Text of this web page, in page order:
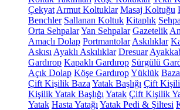
Çekyat Armut Koltuklar Masaj Koltuğu
Benchler Sallanan Koltuk Kitaplık
Orta SehpalarYan Sehpalar Gazetelik
Amaçlı Dolap Portmantolar Askılıklar
Askısı Ayaklı Askılıklar Dresuar
Gardırop Kapaklı Gardırop Sürgülü
Açık Dolap Köşe GardıropYüklük Baza
Çift Kişilik Baza Yatak Başlığı Çift
Kişilik Yatak Başlığı Yatak Çift Kişilik
Yatak Hasta Yatağı Yatak Pedi & Şiltesi